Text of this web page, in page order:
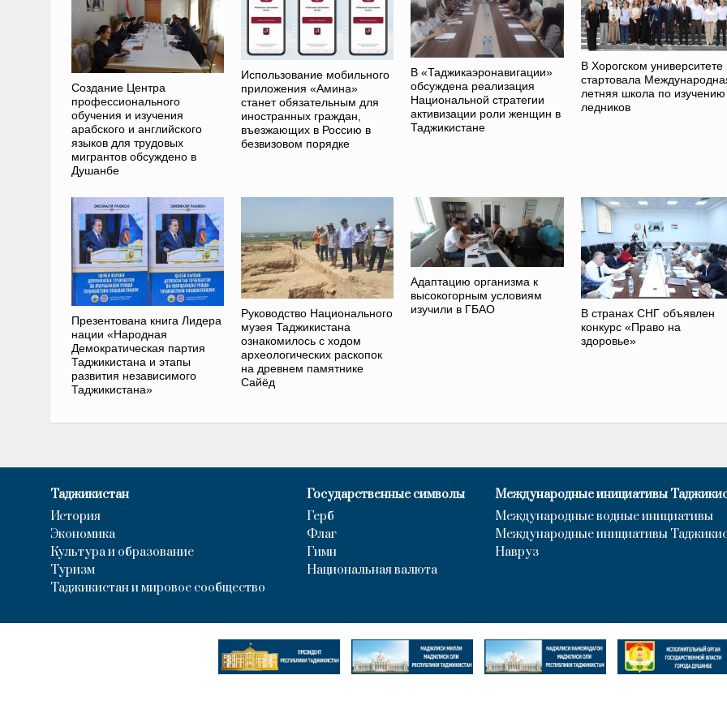
Создание Центра
профессионального
обучения и изучения
арабского и английского
языков для трудовых
мигрантов обсуждено в
Душанбе
Использование мобильного
приложения «Амина»
станет обязательным для
иностранных граждан,
въезжающих в Россию в
безвизовом порядке
В «Таджикаэронавигации»
обсуждена реализация
Национальной стратегии
активизации роли женщин в
Таджикистане
В Хорогском университете
стартовала
летняя школа по изучению
ледников
Презентована книга Лидера
нации «Народная
Демократическая партия
Таджикистана и этапы
развития независимого
Таджикистана»
Руководство Национального
музея Таджикистана
ознакомилось с ходом
археологических раскопок
на древнем памятнике
Сайёд
Адаптацию организма к
высокогорным условиям
изучили в ГБАО
В странах СНГ объявлен
конкурс «Право на
здоровье»
Таджикистан
История
Экономика
Культура и образование
Туризм
Таджикистан и мировое сообщество
Государственные символы
Герб
Флаг
Гимн
Национальная валюта
Международные инициативы
Международные водные инициативы
Международные инициативы
Навруз